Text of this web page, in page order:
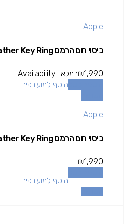
Apple
כיסוי חום הרמס Apple – AirTag Hermès Leather Key Ring
₪1,990
Availability: במלאי
הוסף למועדפים
Apple
כיסוי חום הרמס Apple – AirTag Hermès Leather Key Ring
₪1,990
הוסף למועדפים